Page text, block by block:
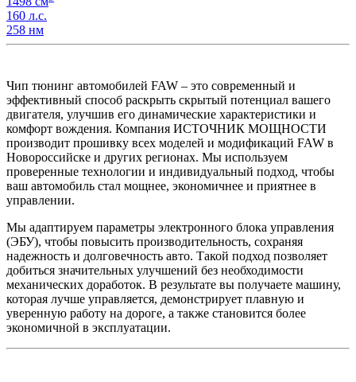
160 л.с.
258 нм
Чип тюнинг автомобилей FAW – это современный и
эффективный способ раскрыть скрытый потенциал вашего
двигателя, улучшив его динамические характеристики и
комфорт вождения. Компания ИСТОЧНИК МОЩНОСТИ
производит прошивку всех моделей и модификаций FAW в
Новороссийске и других регионах. Мы используем
проверенные технологии и индивидуальный подход, чтобы
ваш автомобиль стал мощнее, экономичнее и приятнее в
управлении.
Мы адаптируем параметры электронного блока управления
(ЭБУ), чтобы повысить производительность, сохраняя
надежность и долговечность авто. Такой подход позволяет
добиться значительных улучшений без необходимости
механических доработок. В результате вы получаете машину,
которая лучше управляется, демонстрирует плавную и
уверенную работу на дороге, а также становится более
экономичной в эксплуатации.